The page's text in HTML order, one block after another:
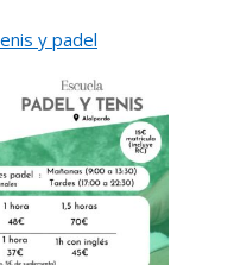
y padel